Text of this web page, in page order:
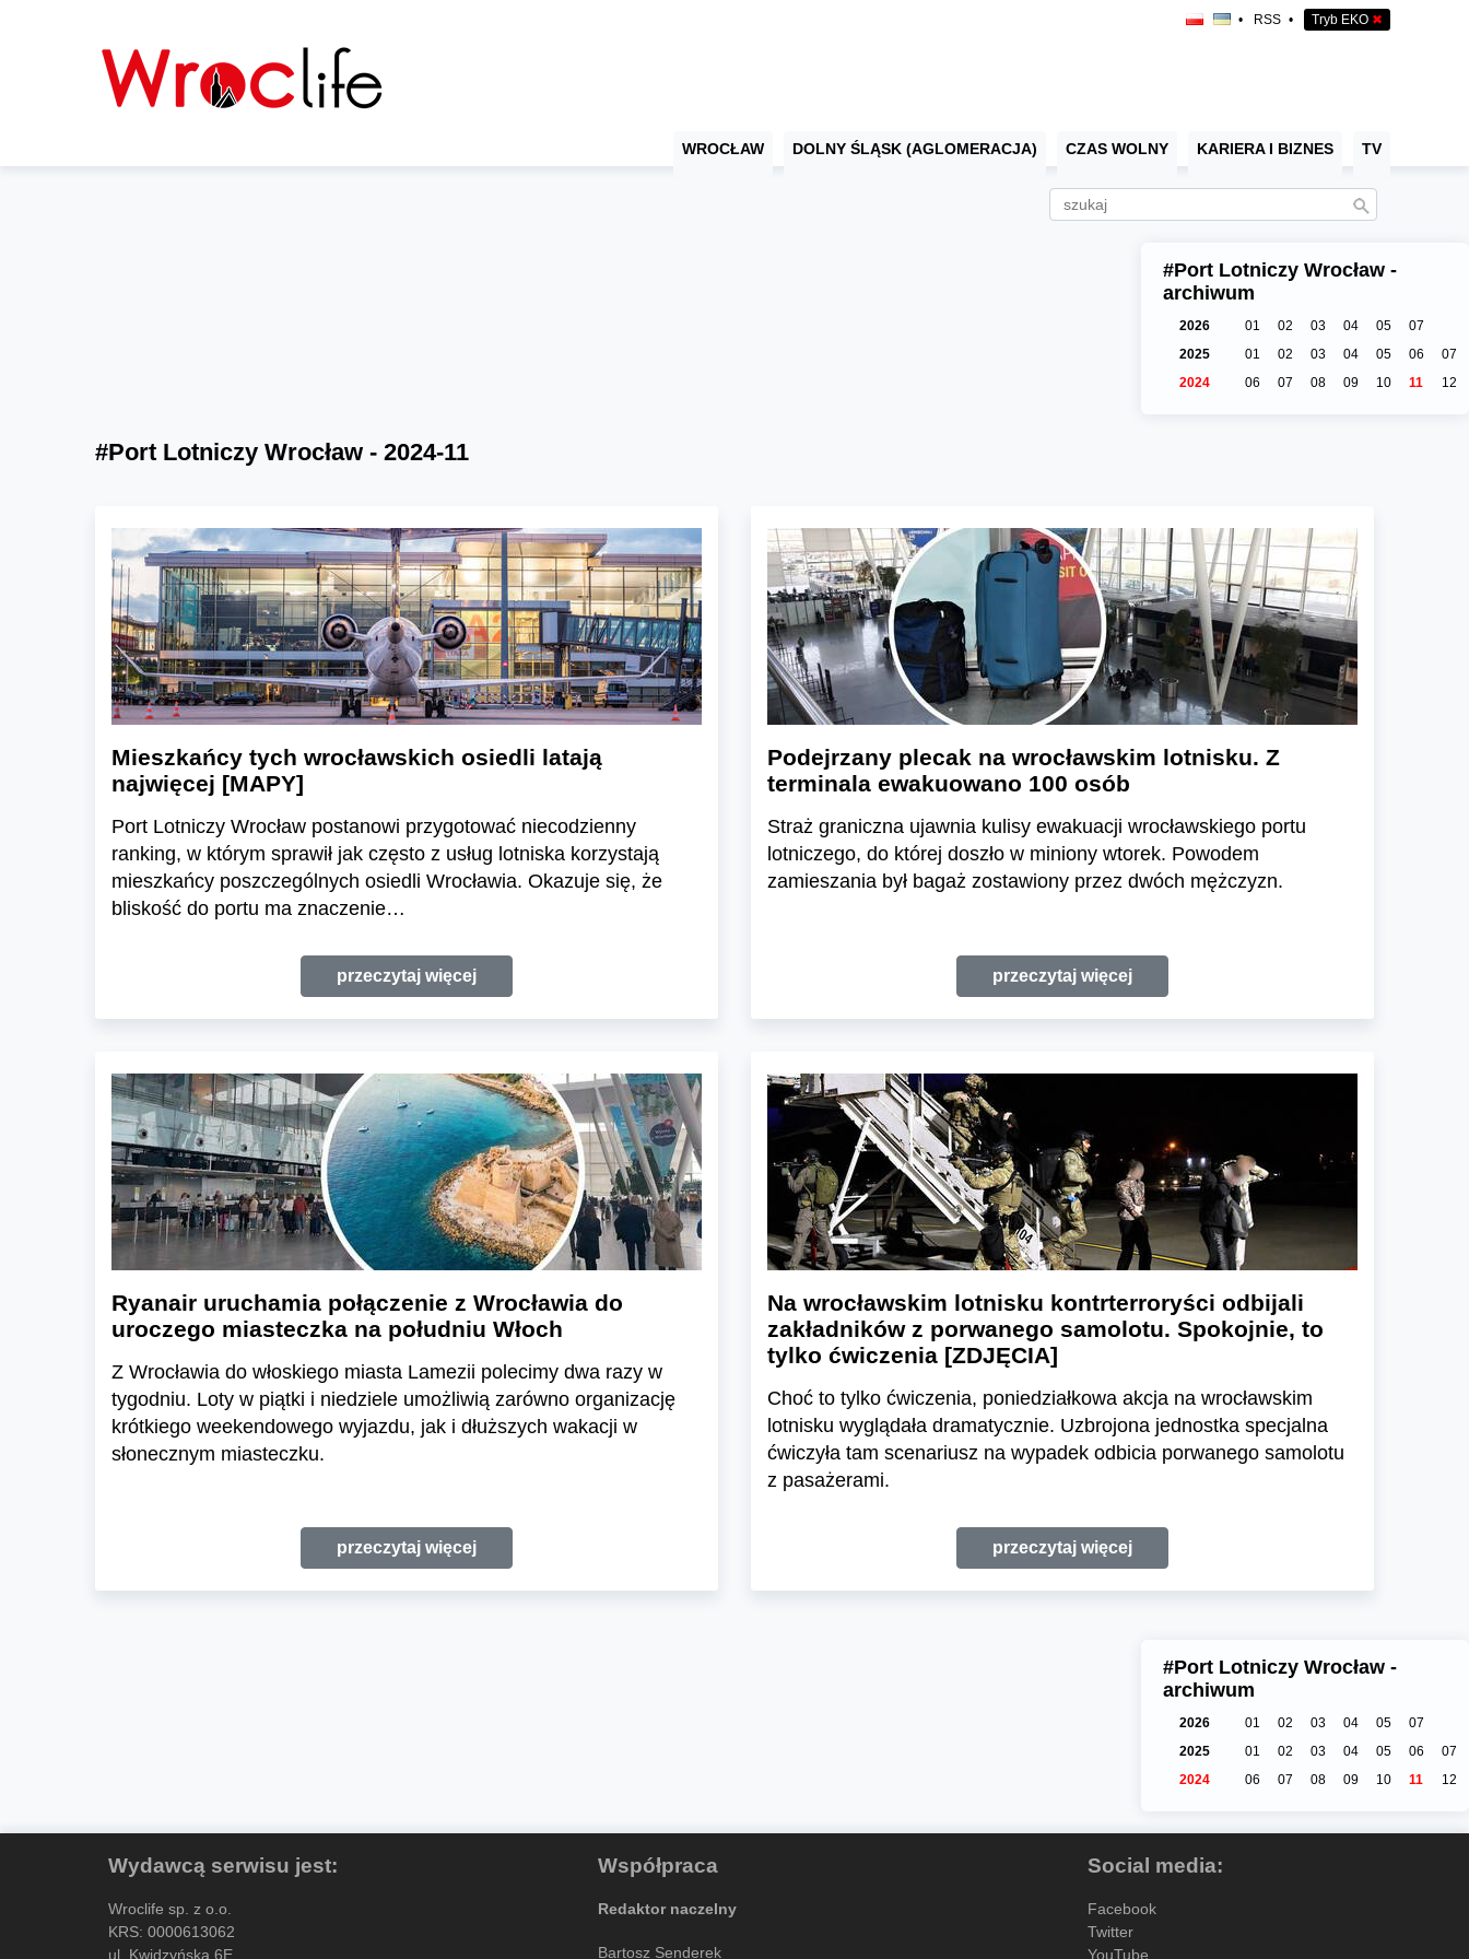
• RSS • Tryb EKO ✖
WROCŁAW DOLNY ŚLĄSK (AGLOMERACJA) CZAS WOLNY KARIERA I BIZNES TV
#Port Lotniczy Wrocław -
archiwum
2026 01 02 03 04 05
07
2025
01 02 03 04 05 06
07
2024
06 07 08 09 10 11 12
#Port Lotniczy Wrocław - 2024-11
Mieszkańcy tych wrocławskich osiedli latają
najwięcej [MAPY]
Port Lotniczy Wrocław postanowi przygotować niecodzienny
ranking, w którym sprawił jak często z usług lotniska korzystają
mieszkańcy poszczególnych osiedli Wrocławia. Okazuje się, że
bliskość do portu ma znaczenie…
przeczytaj więcej
Podejrzany plecak na wrocławskim lotnisku. Z
terminala ewakuowano 100 osób
Straż graniczna ujawnia kulisy ewakuacji wrocławskiego portu
lotniczego, do której doszło w miniony wtorek. Powodem
zamieszania był bagaż zostawiony przez dwóch mężczyzn.
przeczytaj więcej
Ryanair uruchamia połączenie z Wrocławia do
uroczego miasteczka na południu Włoch
Z Wrocławia do włoskiego miasta Lamezii polecimy dwa razy w
tygodniu. Loty w piątki i niedziele umożliwią zarówno organizację
krótkiego weekendowego wyjazdu, jak i dłuższych wakacji w
słonecznym miasteczku.
przeczytaj więcej
Na wrocławskim lotnisku kontrterroryści odbijali
zakładników z porwanego samolotu. Spokojnie, to
tylko ćwiczenia [ZDJĘCIA]
Choć to tylko ćwiczenia, poniedziałkowa akcja na wrocławskim
lotnisku wyglądała dramatycznie. Uzbrojona jednostka specjalna
ćwiczyła tam scenariusz na wypadek odbicia porwanego samolotu
z pasażerami.
przeczytaj więcej
#Port Lotniczy Wrocław -
archiwum
2026 01 02 03 04 05
07
2025
01 02 03 04 05 06
07
2024
06 07 08 09 10 11 12
Wydawcą serwisu jest:
Wroclife sp. z o.o.
KRS: 0000613062
ul. Kwidzyńska 6E
Współpraca
Redaktor naczelny
Bartosz Senderek
Social media:
Facebook
Twitter
YouTube